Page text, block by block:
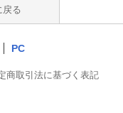
戻る
PC
商取引法に基づく表記